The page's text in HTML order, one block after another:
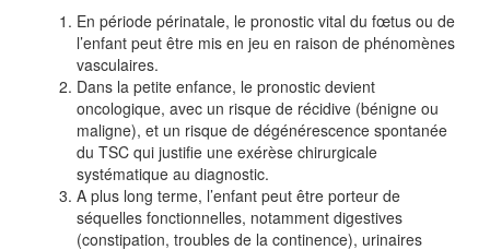
En période périnatale, le pronostic vital du fœtus ou de
l’enfant peut être mis en jeu en raison de phénomènes
vasculaires.
Dans la petite enfance, le pronostic devient
oncologique, avec un risque de récidive (bénigne ou
maligne), et un risque de dégénérescence spontanée
du TSC qui justifie une exérèse chirurgicale
systématique au diagnostic.
A plus long terme, l’enfant peut être porteur de
séquelles fonctionnelles, notamment digestives
(constipation, troubles de la continence), urinaires